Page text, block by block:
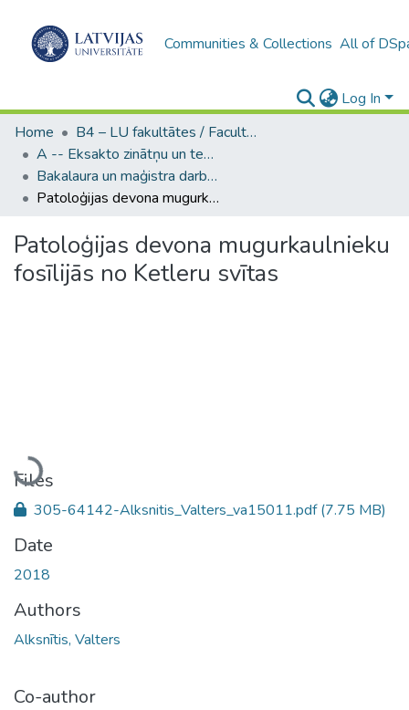
Communities & Collections All of
Log In
Home
B4 – LU fakultātes / Faculties of the UL
A -- Eksakto zinātņu un tehnoloģiju fakultāte / Faculty of Science and Technology
Bakalaura un maģistra darbi (EZTF) / Bachelor's and Master's theses
Patoloģijas devona mugurkaulnieku fosīlijās no Ketleru svītas
Patoloģijas devona mugurkaulnieku
fosīlijās no Ketleru svītas
Loading...
Files
305-64142-Alksnitis_Valters_va15011.pdf(7.75 MB)
Date
2018
Authors
Alksnītis, Valters
Co-author